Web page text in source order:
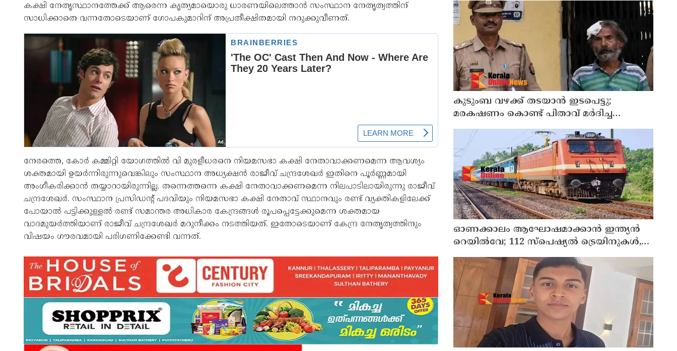
കക്ഷി നേതൃസ്ഥാനത്തേക്ക് ആരെന്ന കൃത്യമായൊരു ധാരണയിലെത്താൻ സംസ്ഥാന നേതൃത്വത്തിന്
സാധിക്കാതെ വന്നതോടെയാണ് ഗോപകുമാറിന് അപ്രതീക്ഷിതമായി നറുക്കുവീണത്.
നേരത്തെ, കോർ കമ്മിറ്റി യോഗത്തിൽ വി മുരളീധരനെ നിയമസഭാ കക്ഷി നേതാവാക്കണമെന്ന ആവശ്യം
ശക്തമായി ഉയർന്നിരുന്നുവെങ്കിലും സംസ്ഥാന അധ്യക്ഷൻ രാജീവ് ചന്ദ്രശേഖർ ഇതിനെ പൂർണ്ണമായി
അംഗീകരിക്കാൻ തയ്യാറായിരുന്നില്ല. തന്നെത്തന്നെ കക്ഷി നേതാവാക്കണമെന്ന നിലപാടിലായിരുന്നു രാജീവ്
ചന്ദ്രശേഖർ. സംസ്ഥാന പ്രസിഡന്റ് പദവിയും നിയമസഭാ കക്ഷി നേതാവ് സ്ഥാനവും രണ്ട് വ്യക്തികളിലേക്ക്
പോയാൽ പട്ടിക്കുള്ളൽ രണ്ട് സമാന്തര അധികാര കേന്ദ്രങ്ങൾ രൂപപ്പെട്ടേക്കുമെന്ന ശക്തമായ
വാദമുയർത്തിയാണ് രാജീവ് ചന്ദ്രശേഖർ മറുനീക്കം നടത്തിയത്. ഇതോടെയാണ് കേന്ദ്ര നേതൃത്വത്തിനും
വിഷയം ഗൗരവമായി പരിഗണിക്കേണ്ടി വന്നത്.
കുടുംബ വഴക്ക് തടയാന്‍ ഇടപെട്ടു;
മരകഷണം കൊണ്ട് പിതാവ് മർദിച്ച
17കാരിക്ക് ദാരുണാന്ത്യം
ഓണക്കാലം ആഘോഷമാക്കാൻ ഇന്ത്യൻ
റെയിൽവേ; 112 സ്പെഷ്യൽ ട്രെയിനുകൾ,
ടിക്കറ്റ് ബുക്കിംഗുകൾ ഉടൻ ആരംഭിക്കും